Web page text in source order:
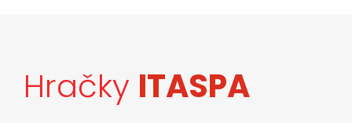
Hračky ITASPA